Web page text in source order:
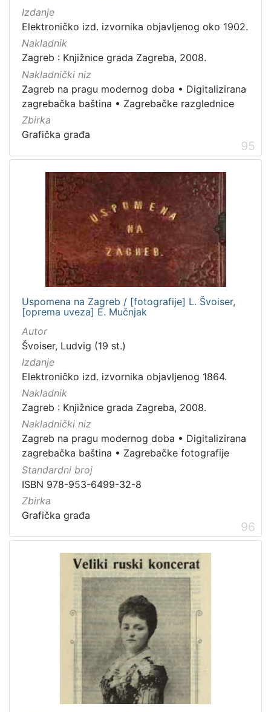
Izdanje
Elektroničko izd. izvornika objavljenog oko 1902.
Nakladnik
Zagreb : Knjižnice grada Zagreba, 2008.
Nakladnički niz
Zagreb na pragu modernog doba • Digitalizirana
zagrebačka baština • Zagrebačke razglednice
Zbirka
Grafička građa
95
Uspomena na Zagreb / [fotografije] L. Švoiser,
[oprema uveza] E. Mučnjak
Autor
Švoiser, Ludvig (19 st.)
Izdanje
Elektroničko izd. izvornika objavljenog 1864.
Nakladnik
Zagreb : Knjižnice grada Zagreba, 2008.
Nakladnički niz
Zagreb na pragu modernog doba • Digitalizirana
zagrebačka baština • Zagrebačke fotografije
Standardni broj
ISBN 978-953-6499-32-8
Zbirka
Grafička građa
96